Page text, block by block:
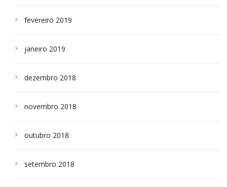
fevereiro 2019
janeiro 2019
dezembro 2018
novembro 2018
outubro 2018
setembro 2018